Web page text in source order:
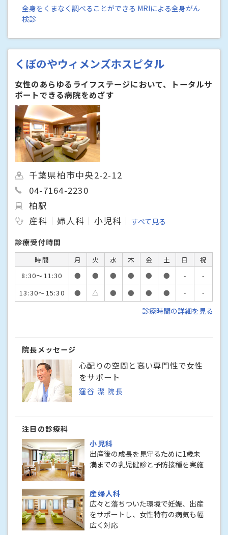
全身をくまなく調べることができる MRIによる全身がん
検診
くぼのやウィメンズホスピタル
女性のあらゆるライフステージにおいて、トータルサ
ポートできる病院をめざす
千葉県柏市中央2-2-12
04-7164-2230
柏駅
産科
婦人科 小児科 すべて見る
診療受付時間
時間 月 火 水 木 金 土 日
祝
8:30～11:30
● ● ● ● ● ● -
-
13:30～15:30
● △ ● ● ● ● - -
診療時間の詳細を見る
院長メッセージ
心配りの空間と高い専門性で女性
をサポート
窪谷 潔 院長
注目の診療科
小児科
出産後の成長を見守るために1歳未
満までの乳児健診と予防接種を実施
産婦人科
広々と落ちついた環境で妊娠、出産
をサポートし、女性特有の病気も幅
広く対応